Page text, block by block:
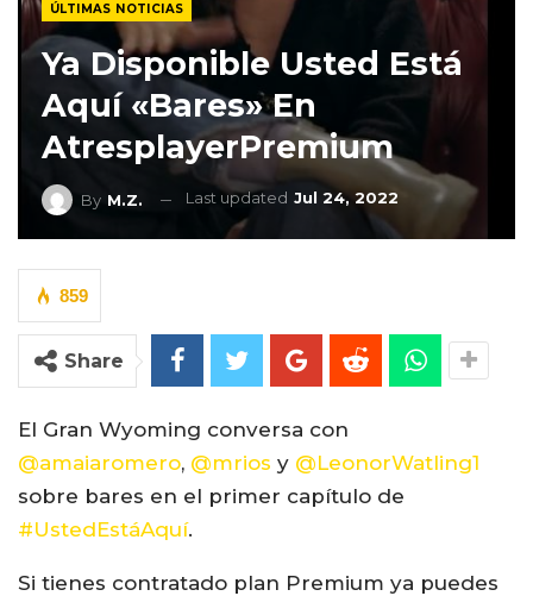
ÚLTIMAS NOTICIAS
Ya Disponible Usted Está
Aquí «Bares» En
AtresplayerPremium
By M.Z. Last updated Jul 24, 2022
859
Share
El Gran Wyoming conversa con
@amaiaromero, @mrios y @LeonorWatling1
sobre bares en el primer capítulo de
#UstedEstáAquí.
Si tienes contratado plan Premium ya puedes